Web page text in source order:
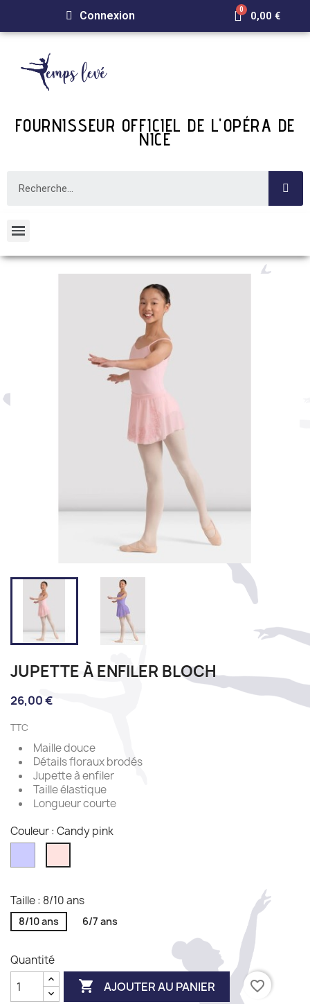
Connexion 0,00 €
FOURNISSEUR OFFICIEL DE L'OPÉRA DE
NICE
JUPETTE À ENFILER BLOCH
26,00 €
TTC
Maille douce
Détails floraux brodés
Jupette à enfiler
Taille élastique
Longueur courte
Couleur : Candy pink
pink
Taille : 8/10 ans
8/10 ans 6/7 ans
Quantité
 AJOUTER AU PANIER favorite_border